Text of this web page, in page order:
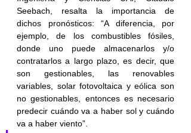
Seebach, resalta la importancia de
dichos pronósticos: “A diferencia, por
ejemplo, de los combustibles fósiles,
donde uno puede almacenarlos y/o
contratarlos a largo plazo, es decir, que
son gestionables, las renovables
variables, solar fotovoltaica y eólica son
no gestionables, entonces es necesario
predecir cuándo va a haber sol y cuándo
va a haber viento”.